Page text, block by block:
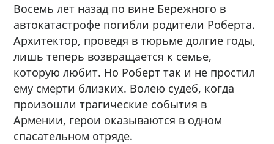
Восемь лет назад по вине Бережного в
автокатастрофе погибли родители Роберта.
Архитектор, проведя в тюрьме долгие годы,
лишь теперь возвращается к семье,
которую любит. Но Роберт так и не простил
ему смерти близких. Волею судеб, когда
произошли трагические события в
Армении, герои оказываются в одном
спасательном отряде.